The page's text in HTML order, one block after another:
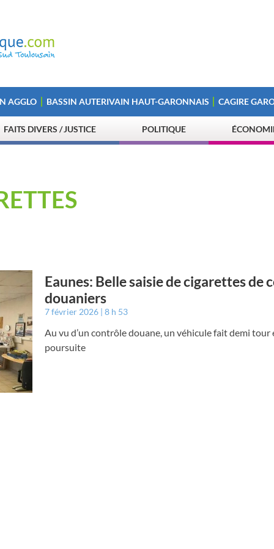
AGGLO BASSIN AUTERIVAIN HAUT-GARONNAIS CAGIRE
FAITS DIVERS / JUSTICE POLITIQUE
Eaunes: Belle saisie de cigarettes de
douaniers
7 février 2026 8 h 53
Au vu d’un contrôle douane, un véhicule fait demi tour
poursuite